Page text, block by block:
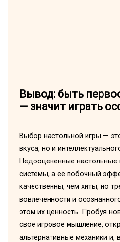
Вывод: быть
— значит играть
Выбор настольной игры —
вкуса, но и
Недооцененные настольные
системы, а её побочный
качественны, чем хиты, но
вовлеченности и
этом их ценность. Пробуя
своё игровое мышление,
альтернативные механики и,